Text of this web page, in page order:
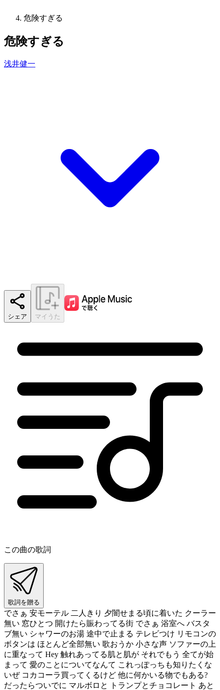
危険すぎる
危険すぎる
浅井健一
シェア マイうた
この曲の歌詞
歌詞を贈る
でさぁ 安モーテル 二人きり 夕闇せまる頃に着いた クーラー
無い 窓ひとつ 開けたら賑わってる街 でさぁ 浴室へ バスタ
ブ無い シャワーのお湯 途中で止まる テレビつけ リモコンの
ボタンは ほとんど全部無い 歌おうか 小さな声 ソファーの上
に重なって Hey 触れあってる肌と肌が それでもう 全てが始
まって 愛のことについてなんて これっぽっちも知りたくな
いぜ コカコーラ買ってくるけど 他に何かいる物でもある?
だったらついでに マルボロと トランプとチョコレート あと